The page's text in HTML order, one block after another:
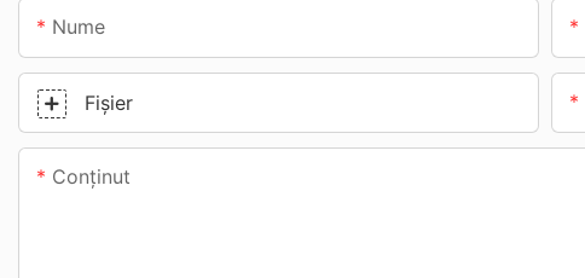
Nume
Fişier
Conţinut